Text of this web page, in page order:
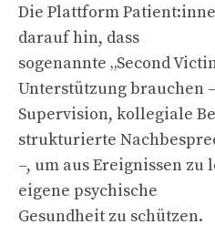
Die Plattform
darauf hin, dass
sogenannte „Second
Unterstützung brauchen
Supervision, kollegiale
strukturierte
–, um aus Ereignissen
eigene psychische
Gesundheit zu schützen.